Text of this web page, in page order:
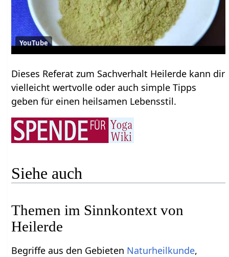
YouTube
Dieses Referat zum Sachverhalt Heilerde kann dir
vielleicht wertvolle oder auch simple Tipps
geben für einen heilsamen Lebensstil.
Siehe auch
Themen im Sinnkontext von
Heilerde
Begriffe aus den Gebieten Naturheilkunde,